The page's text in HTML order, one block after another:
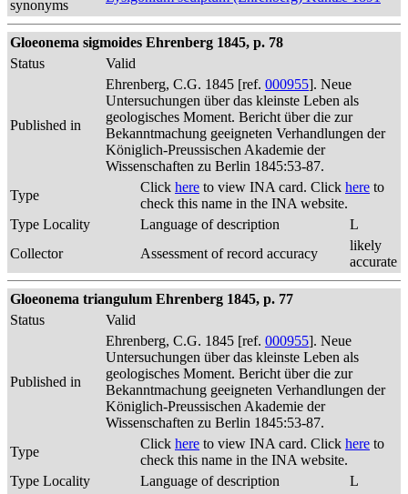
synonyms
Gloeonema sigmoides Ehrenberg 1845, p. 78
Status
Valid
Published in
Ehrenberg, C.G. 1845 [ref. 000955]. Neue
Untersuchungen über das kleinste Leben als
geologisches Moment. Bericht über die zur
Bekanntmachung geeigneten Verhandlungen der
Königlich-Preussischen Akademie der
Wissenschaften zu Berlin 1845:53-87.
Type
Click here to view INA card. Click here to
check this name in the INA website.
Type Locality
Language of description
L
Collector
Assessment of record accuracy
likely
accurate
Gloeonema triangulum Ehrenberg 1845, p. 77
Status
Valid
Published in
Ehrenberg, C.G. 1845 [ref. 000955]. Neue
Untersuchungen über das kleinste Leben als
geologisches Moment. Bericht über die zur
Bekanntmachung geeigneten Verhandlungen der
Königlich-Preussischen Akademie der
Wissenschaften zu Berlin 1845:53-87.
Type
Click here to view INA card. Click here to
check this name in the INA website.
Type Locality
Language of description
L